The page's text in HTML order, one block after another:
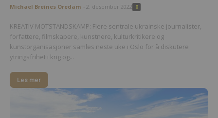
Michael Breines Oredam 2. desember 2022 0
KREATIV MOTSTANDSKAMP: Flere sentrale ukrainske journalister,
forfattere, filmskapere, kunstnere, kulturkritikere og
kunstorganisasjoner samles neste uke i Oslo for å diskutere
ytringsfrihet i krig og...
Les mer